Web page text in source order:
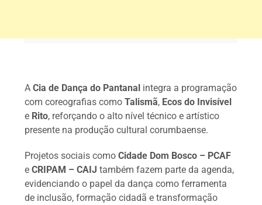
ACia de Dança do Pantanal integra a programação
com coreografias comoTalismã, Ecos do Invisível
e Rito, reforçando o alto nível técnico e artístico
presente na produção cultural corumbaense.
Projetos sociais comoCidade Dom Bosco – PCAF
eCRIPAM – CAIJ também fazem parte da agenda,
evidenciando o papel da dança como ferramenta
de inclusão, formação cidadã e transformação